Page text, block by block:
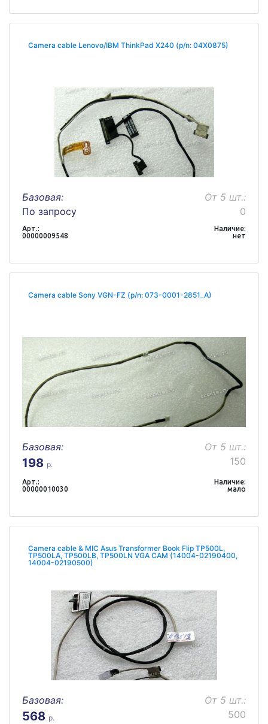
Camera cable Lenovo/IBM ThinkPad X240 (p/n: 04X0875)
Базовая:
По запросу
От 5 шт.:
0
Арт.:
00000009548
Наличие:
нет
Camera cable Sony VGN-FZ (p/n: 073-0001-2851_A)
Базовая:
198 р.
От 5 шт.:
150
Арт.:
00000010030
Наличие:
мало
Camera cable & MIC Asus Transformer Book Flip TP500L,
TP500LA, TP500LB, TP500LN VGA CAM (14004-02190400,
14004-02190500)
Базовая:
568 р.
От 5 шт.:
500